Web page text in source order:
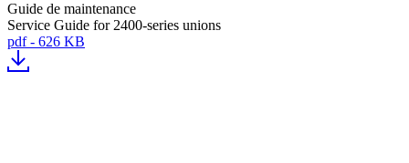
Guide de maintenance
Service Guide for 2400-series unions
pdf - 626 KB